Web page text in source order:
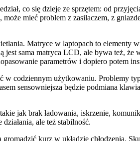
co się dzieje ze sprzętem: od
mieć problem z zasilaczem, z
Matryce w laptopach to elementy
sama matryca LCD, ale bywa też, że
parametrów i dopiero potem
w codziennym użytkowaniu. Problemy
sensowniejsza będzie podmiana
jak brak ładowania, iskrzenie,
ale też stabilność.
kurz w układzie chłodzenia.